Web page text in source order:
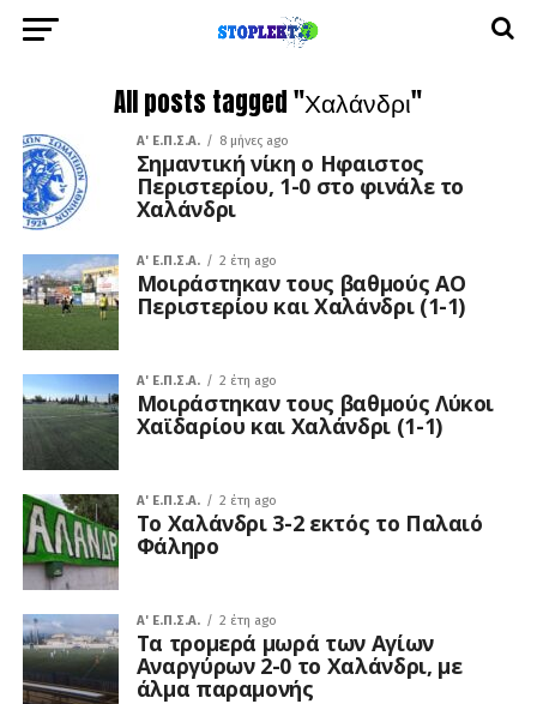
All posts tagged "Χαλάνδρι"
A' Ε.Π.Σ.Α. 8 μήνες ago
Σημαντική νίκη ο Ηφαιστος
Περιστερίου, 1-0 στο φινάλε το
Χαλάνδρι
A' Ε.Π.Σ.Α. 2 έτη ago
Μοιράστηκαν τους βαθμούς ΑΟ
Περιστερίου και Χαλάνδρι (1-1)
A' Ε.Π.Σ.Α. 2 έτη ago
Μοιράστηκαν τους βαθμούς Λύκοι
Χαϊδαρίου και Χαλάνδρι (1-1)
A' Ε.Π.Σ.Α. 2 έτη ago
Το Χαλάνδρι 3-2 εκτός το Παλαιό
Φάληρο
A' Ε.Π.Σ.Α. 2 έτη ago
Τα τρομερά μωρά των Αγίων
Αναργύρων 2-0 το Χαλάνδρι, με
άλμα παραμονής